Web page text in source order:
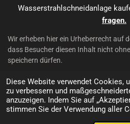
Diese Website verwendet Cookies,
zu verbessern und
anzuzeigen. Indem Sie auf
stimmen Sie der Verwendung aller
Wasserstrahlschneidanlage
fragen.
Wir erheben hier ein Urheberrecht auf
dass Besucher diesen Inhalt nicht
speichern dürfen.
© 2024 - 2026 Waterjet Härtel -